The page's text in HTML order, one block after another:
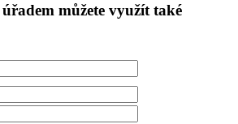
můžete využít také